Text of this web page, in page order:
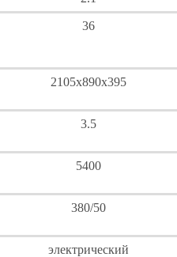
36
2105x890x395
3.5
5400
380/50
электрический